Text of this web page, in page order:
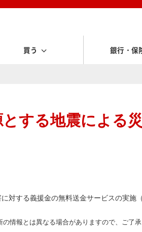
買う 銀行・保
する地震による
対する義援金の無料送金サービスの実施（
情報とは異なる場合がありますので、ご了承